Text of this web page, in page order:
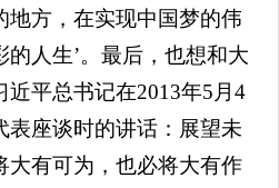
地方，在实现中国梦的伟
人生’。最后，也想和大
近平总书记在2013年5月4
表座谈时的讲话：展望未
大有可为，也必将大有作